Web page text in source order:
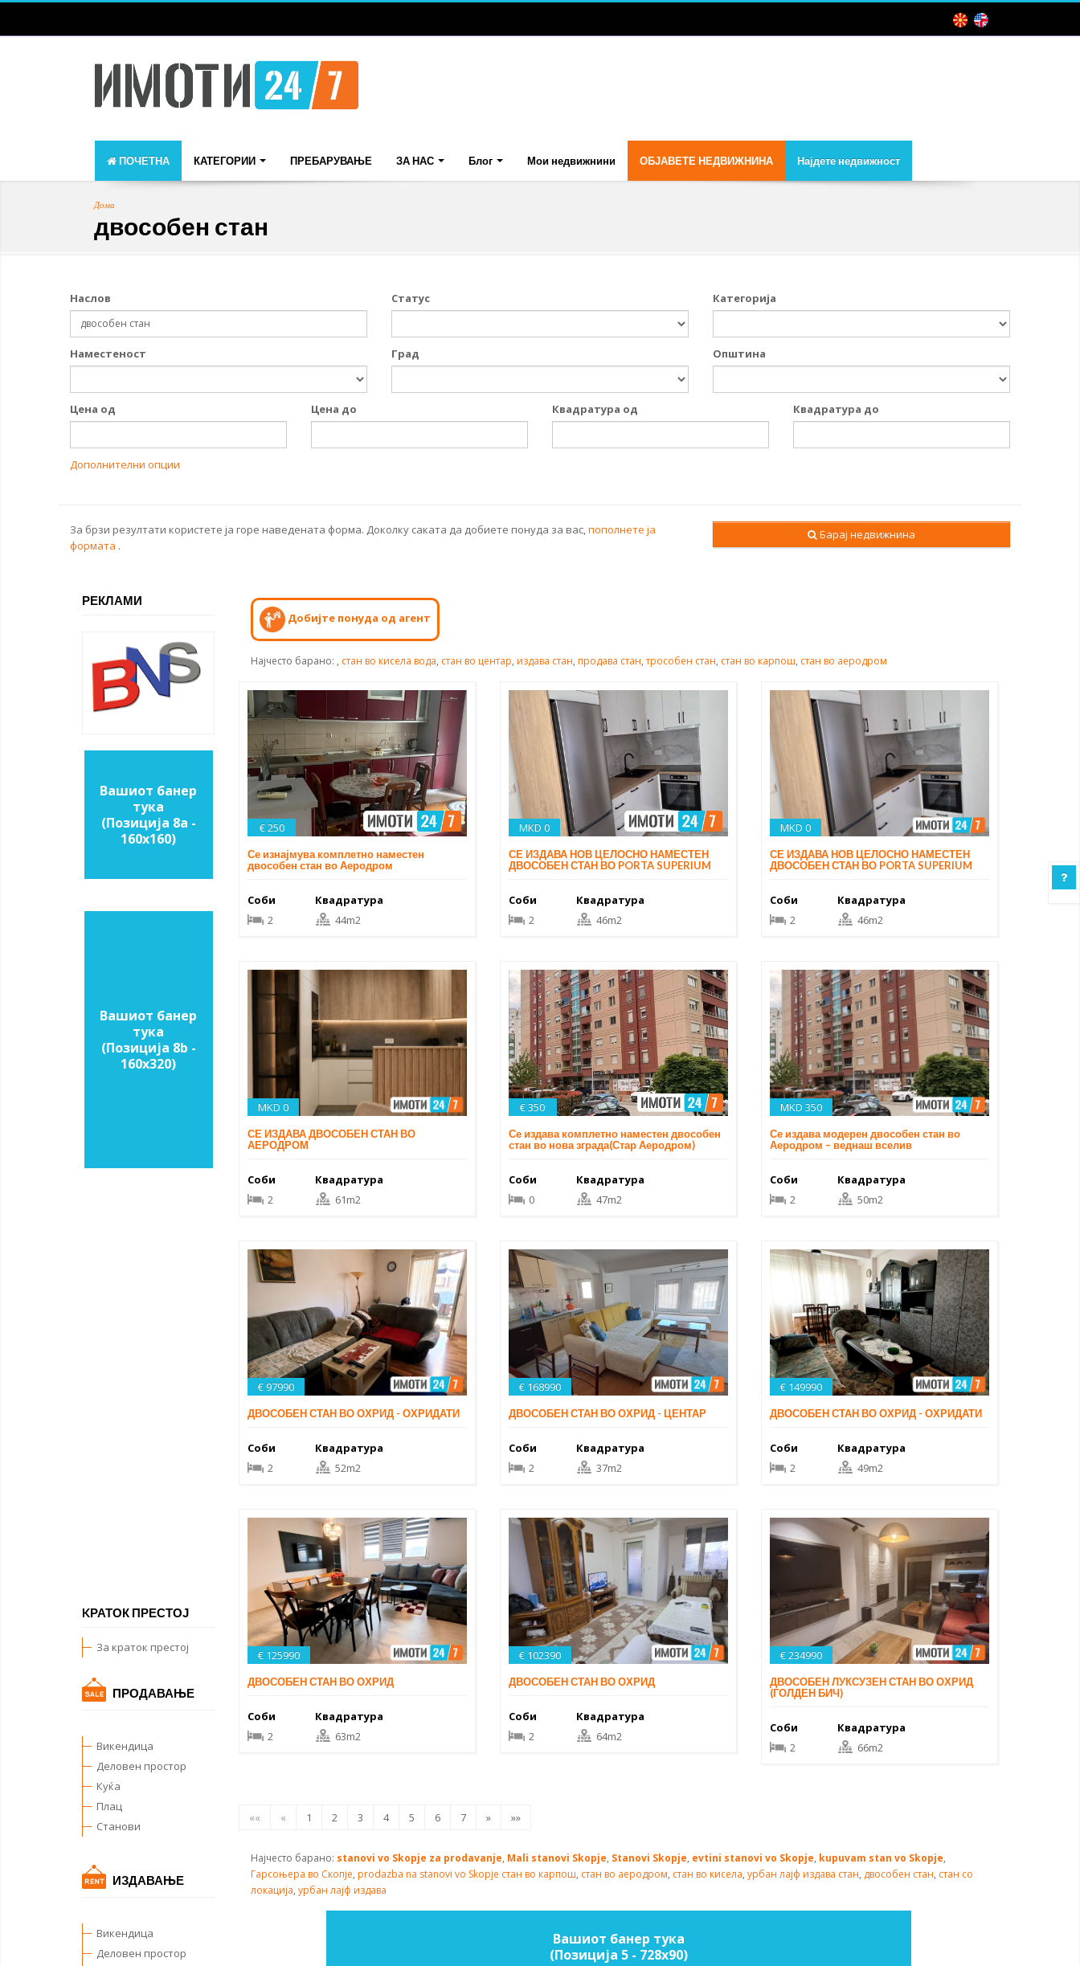
ПОЧЕТНА КАТЕГОРИИ ПРЕБАРУВАЊЕ ЗА НАС Блог Мои недвижнини ОБЈАВЕТЕ НЕДВИЖНИНА Најдете недвижност
Дома
двособен стан
Наслов Статус Категорија
Наместеност Град Општина
Цена од Цена до Квадратура од Квадратура до
Дополнителни опции
За брзи резултати користете ја горе наведената форма. Доколку саката да добиете понуда за вас,пополнете ја
формата .
Барај недвижнина
РЕКЛАМИ
Вашиот банер
тука
(Позиција 8a -
160х160)
Вашиот банер
тука
(Позиција 8b -
160х320)
KРАТОК ПРЕСТОЈ
За краток престој
ПРОДАВАЊЕ
Викендица
Деловен простор
Куќа
Плац
Станови
ИЗДАВАЊЕ
Викендица
Деловен простор
Добијте понуда од агент
Најчесто барано: , стан во кисела вода, стан во центар, издава стан, продава стан,трособен стан, стан во карпош, стан во аеродром
€ 250
Се изнајмува комплетно наместен
двособен стан во Аеродром
Соби
2
Квадратура
44m2
MKD 0
СЕ ИЗДАВА НОВ ЦЕЛОСНО НАМЕСТЕН
ДВОСОБЕН СТАН ВО PORTA SUPERIUM
Соби
2
Квадратура
46m2
MKD 0
СЕ ИЗДАВА НОВ ЦЕЛОСНО НАМЕСТЕН
ДВОСОБЕН СТАН ВО PORTA SUPERIUM
Соби
2
Квадратура
46m2
MKD 0
СЕ ИЗДАВА ДВОСОБЕН СТАН ВО
АЕРОДРОМ
Соби
2
Квадратура
61m2
€ 350
Се издава комплетно наместен двособен
стан во нова зграда(Стар Аеродром)
Соби
0
Квадратура
47m2
MKD 350
Се издава модерен двособен стан во
Аеродром – веднаш вселив
Соби
2
Квадратура
50m2
€ 97990
ДВОСОБЕН СТАН ВО ОХРИД - ОХРИДАТИ
Соби
2
Квадратура
52m2
€ 168990
ДВОСОБЕН СТАН ВО ОХРИД - ЦЕНТАР
Соби
2
Квадратура
37m2
€ 149990
ДВОСОБЕН СТАН ВО ОХРИД - ОХРИДАТИ
Соби
2
Квадратура
49m2
€ 125990
ДВОСОБЕН СТАН ВО ОХРИД
Соби
2
Квадратура
63m2
€ 102390
ДВОСОБЕН СТАН ВО ОХРИД
Соби
2
Квадратура
64m2
€ 234990
ДВОСОБЕН ЛУКСУЗЕН СТАН ВО ОХРИД
(ГОЛДЕН БИЧ)
Соби
2
Квадратура
66m2
«« « 1 2 3 4 5 6 7 » »»
Најчесто барано: stanovi vo Skopje za prodavanje, Mali stanovi Skopje, Stanovi Skopje, evtini stanovi vo Skopje, kupuvam stan vo Skopje,
Гарсоњера во Скопје, prodazba na stanovi vo Skopje стан во карпош, стан во аеродром, стан во кисела, урбан лајф издава стан, двособен стан, стан со
локација, урбан лајф издава
Вашиот банер тука
(Позиција 5 - 728х90)